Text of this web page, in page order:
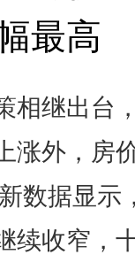
最高
相继出台
涨外，房
数据显示
续收窄，